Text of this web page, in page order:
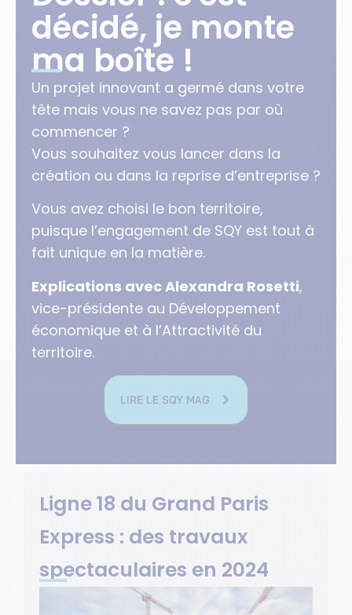
décidé, je monte
ma boîte !
Un projet innovant a germé dans votre
tête mais vous ne savez pas par où
commencer ?
Vous souhaitez vous lancer dans la
création ou dans la reprise d’entreprise ?
Vous avez choisi le bon territoire,
puisque l’engagement de SQY est tout à
fait unique en la matière.
Explications avec Alexandra Rosetti,
vice-présidente au Développement
économique et à l’Attractivité du
territoire.
LIRE LE SQY MAG
Ligne 18 du Grand Paris
Express : des travaux
spectaculaires en 2024